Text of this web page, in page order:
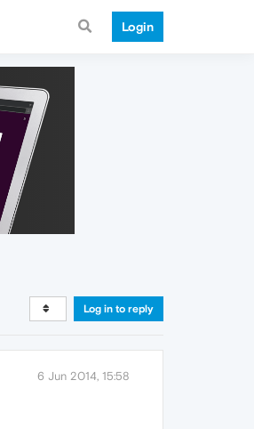
Login
Log in to reply
6 Jun 2014, 15:58